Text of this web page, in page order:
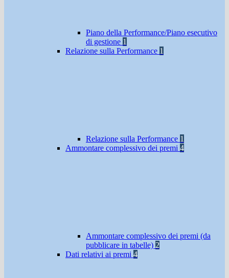
Piano della Performance/Piano esecutivo
di gestione 1
Relazione sulla Performance 1
Relazione sulla Performance 1
Ammontare complessivo dei premi 4
Ammontare complessivo dei premi (da
pubblicare in tabelle) 2
Dati relativi ai premi 4